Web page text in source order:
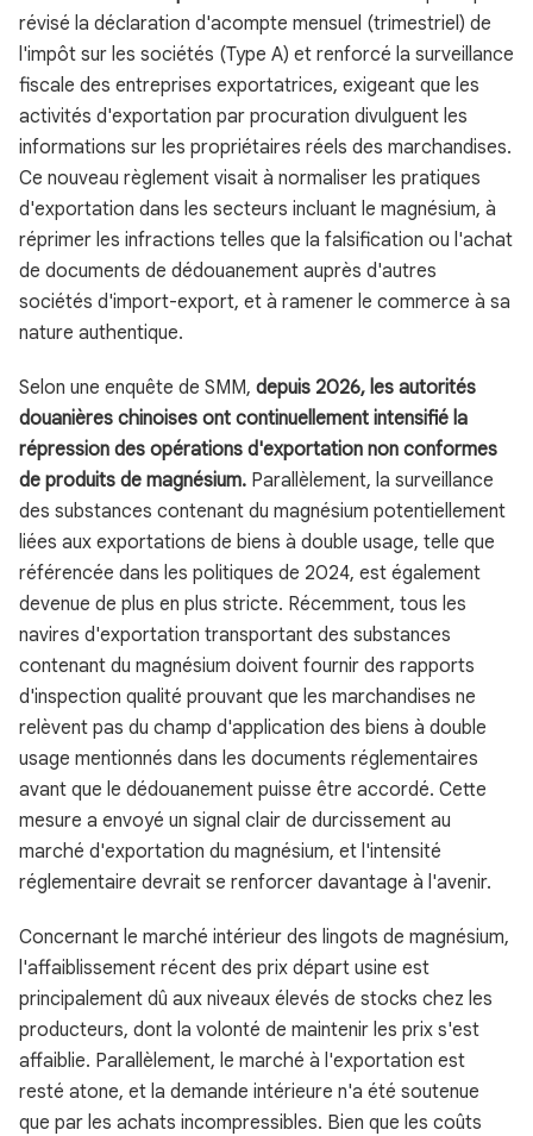
révisé la déclaration d'acompte mensuel (trimestriel) de
l'impôt sur les sociétés (Type A) et renforcé la surveillance
fiscale des entreprises exportatrices, exigeant que les
activités d'exportation par procuration divulguent les
informations sur les propriétaires réels des marchandises.
Ce nouveau règlement visait à normaliser les pratiques
d'exportation dans les secteurs incluant le magnésium, à
réprimer les infractions telles que la falsification ou l'achat
de documents de dédouanement auprès d'autres
sociétés d'import-export, et à ramener le commerce à sa
nature authentique.
Selon une enquête de SMM, depuis 2026, les autorités
douanières chinoises ont continuellement intensifié la
répression des opérations d'exportation non conformes
de produits de magnésium. Parallèlement, la surveillance
des substances contenant du magnésium potentiellement
liées aux exportations de biens à double usage, telle que
référencée dans les politiques de 2024, est également
devenue de plus en plus stricte. Récemment, tous les
navires d'exportation transportant des substances
contenant du magnésium doivent fournir des rapports
d'inspection qualité prouvant que les marchandises ne
relèvent pas du champ d'application des biens à double
usage mentionnés dans les documents réglementaires
avant que le dédouanement puisse être accordé. Cette
mesure a envoyé un signal clair de durcissement au
marché d'exportation du magnésium, et l'intensité
réglementaire devrait se renforcer davantage à l'avenir.
Concernant le marché intérieur des lingots de magnésium,
l'affaiblissement récent des prix départ usine est
principalement dû aux niveaux élevés de stocks chez les
producteurs, dont la volonté de maintenir les prix s'est
affaiblie. Parallèlement, le marché à l'exportation est
resté atone, et la demande intérieure n'a été soutenue
que par les achats incompressibles. Bien que les coûts